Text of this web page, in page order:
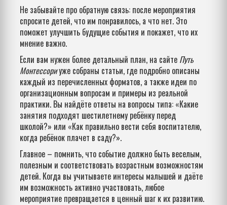
Не забывайте про обратную связь: после мероприятия
спросите детей, что им понравилось, а что нет. Это
поможет улучшить будущие события и покажет, что их
мнение важно.
Если вам нужен более детальный план, на сайте Путь
Монтессориуже собраны статьи, где подробно описаны
каждый из перечисленных форматов, а также идеи по
организационным вопросам и примеры из реальной
практики. Вы найдёте ответы на вопросы типа: «Какие
занятия подходят шестилетнему ребёнку перед
школой?» или «Как правильно вести себя воспитателю,
когда ребёнок плачет в саду?».
Главное – помнить, что событие должно быть веселым,
полезным и соответствовать возрастным возможностям
детей. Когда вы учитываете интересы малышей и даёте
им возможность активно участвовать, любое
мероприятие превращается в ценный шаг к их развитию.